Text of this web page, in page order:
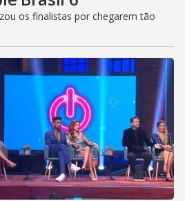
os finalistas por chegarem tão